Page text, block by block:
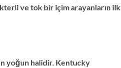
ve tok bir içim arayanların ilk
yoğun halidir. Kentucky